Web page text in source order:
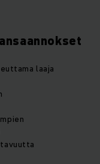
laaja